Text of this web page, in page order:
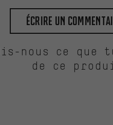
Écrire un
nous ce que
de ce